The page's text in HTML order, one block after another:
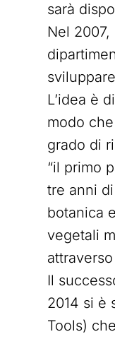
sarà
Nel
L’idea è
modo
grado di
“il primo
tre anni
botanica
vegetali
Il
2014 si è
Tools)